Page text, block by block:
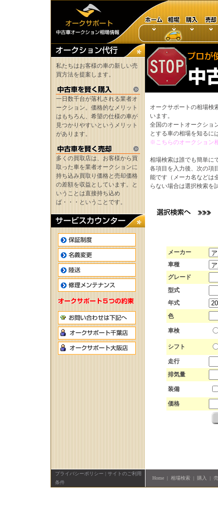
私たちはお客様の車の新しい売
買方法を提案します。
一日数千台が落札される業者オ
ークション。価格的なメリット
はもちろん、希望の仕様の車が
見つかりやすいというメリット
があります。
多くの買取店は、お客様から買
取った車を業者オークションに
持ち込み買取り価格と売却価格
の差額を収益としています。と
いうことは直接持ち込め
ば・・・ということです。
オークサポートの相場検
います。
全国のオートオークショ
とする車の相場を知るに
※こちらのオークション
相場検索は誰でも簡単に
各項目を入力後、次の項
能です（メーカ名などは
らない場合は選択検索を
メーカー
車種
グレード
型式
年式
色
車検
シフト
走行
排気量
装備
価格
プライバシーポリシー | サイトのご利用
条件
Home| 相場検索| 購入 |